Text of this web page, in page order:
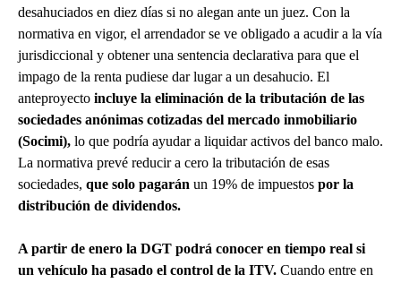
desahuciados en diez días si no alegan ante un juez. Con la
normativa en vigor, el arrendador se ve obligado a acudir a la vía
jurisdiccional y obtener una sentencia declarativa para que el
impago de la renta pudiese dar lugar a un desahucio. El
anteproyecto incluye la eliminación de la tributación de las
sociedades anónimas cotizadas del mercado inmobiliario
(Socimi), lo que podría ayudar a liquidar activos del banco malo.
La normativa prevé reducir a cero la tributación de esas
sociedades, que solo pagarán un 19% de impuestos por la
distribución de dividendos.
A partir de enero la DGT podrá conocer en tiempo real si
un vehículo ha pasado el control de la ITV. Cuando entre en